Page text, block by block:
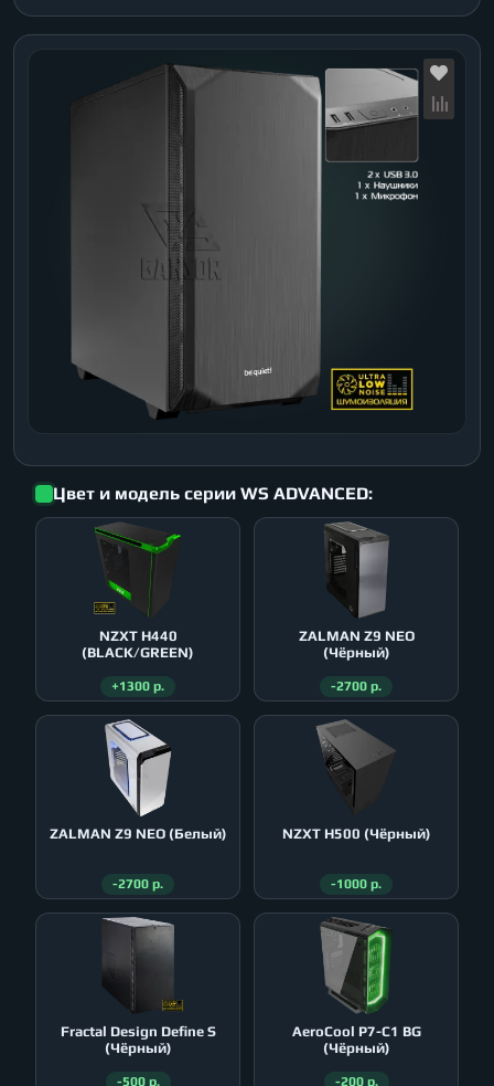
Цвет и модель серии WS ADVANCED:
NZXT H440
(BLACK/GREEN)
+1300 р.
ZALMAN Z9 NEO
(Чёрный)
-2700 р.
ZALMAN Z9 NEO (Белый)
-2700 р.
NZXT H500 (Чёрный)
-1000 р.
Fractal Design Define S
(Чёрный)
-500 р.
AeroСool P7-C1 BG
(Чёрный)
-200 р.